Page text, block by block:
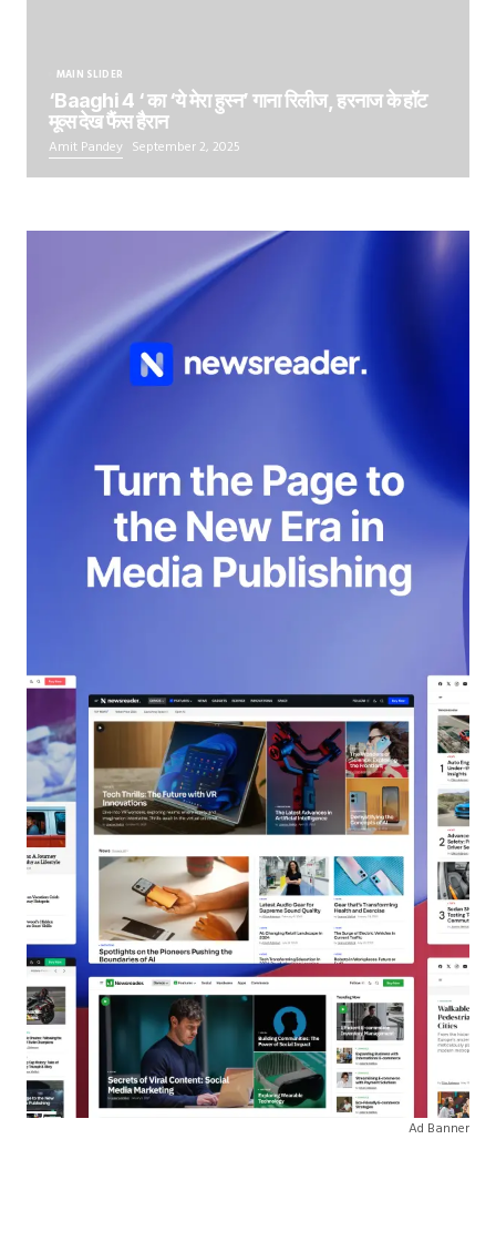
MAIN SLIDER
‘Baaghi 4 ‘ का ‘ये मेरा हुस्न’ गाना रिलीज, हरनाज के हॉट
मूव्स देख फैंस हैरान
Amit Pandey September 2, 2025
Ad Banner